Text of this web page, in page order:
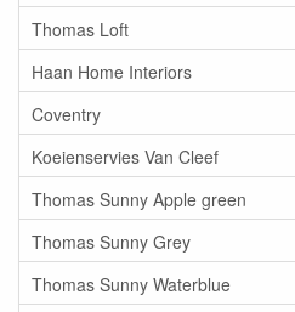
Thomas Loft
Haan Home Interiors
Coventry
Koeienservies Van Cleef
Thomas Sunny Apple green
Thomas Sunny Grey
Thomas Sunny Waterblue